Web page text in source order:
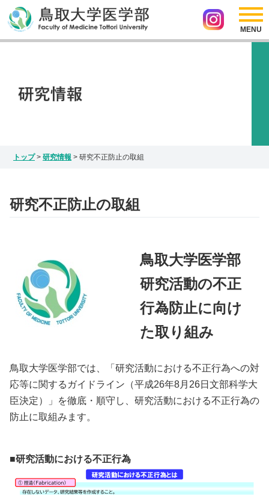
お問い合わせ
トップ > 研究情報 > 研究不正防止の取組
研究不正防止の取組
鳥取大学医学部
研究活動の不正
行為防止に向け
た取り組み
鳥取大学医学部では、「研究活動における不正行為への対
応等に関するガイドライン（平成26年8月26日文部科学大
臣決定）」を徹底・順守し、研究活動における不正行為の
防止に取組みます。
■研究活動における不正行為